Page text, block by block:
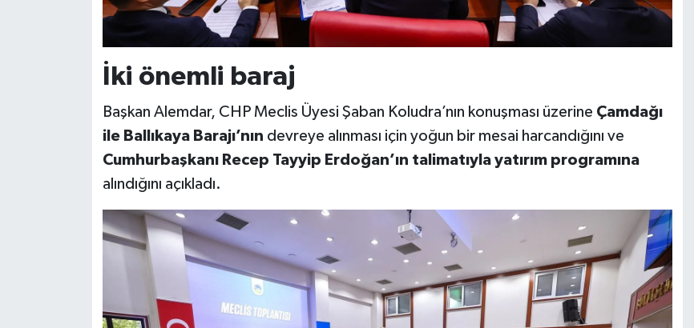
İki önemli baraj
Başkan Alemdar, CHP Meclis Üyesi Şaban Koludra’nın konuşması üzerine Çamdağı
ile Ballıkaya Barajı’nın devreye alınması için yoğun bir mesai harcandığını ve
Cumhurbaşkanı Recep Tayyip Erdoğan’ın talimatıyla yatırım programına
alındığını açıkladı.